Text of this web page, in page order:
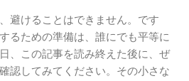
避けることはできません。です
るための準備は、誰にでも平等に
、この記事を読み終えた後に、ぜ
認してみてください。その小さな